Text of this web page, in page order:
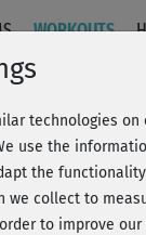
WORKOUTS
technologies
use the
the
we collect to
to improve